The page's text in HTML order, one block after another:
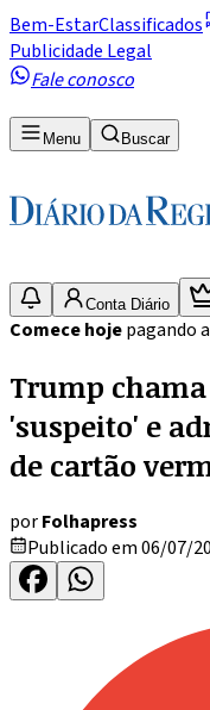
Bem-EstarClassificados
Publicidade Legal
Fale conosco
Menu Buscar
Conta Diário
Comece hojepagando
Trump
'suspeito' e
de cartão
porFolhapress
Publicado em 06/07/